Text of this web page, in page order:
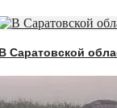
Саратовской